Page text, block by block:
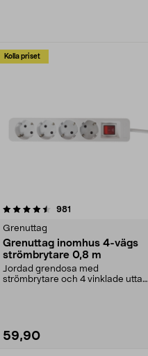
Kolla priset
981
Grenuttag
Grenuttag inomhus 4-vägs
strömbrytare 0,8 m
Jordad grendosa med
strömbrytare och 4 vinklade uttag.
59,90
4.5 av 5 stjärnor